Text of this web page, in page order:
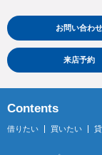
お問い合わせ
来店予約
Contents
借りたい 買いたい